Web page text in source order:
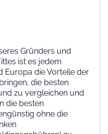
Gründers und
ist es jedem
Europa die Vorteile der
die besten
zu vergleichen und
die besten
ohne die